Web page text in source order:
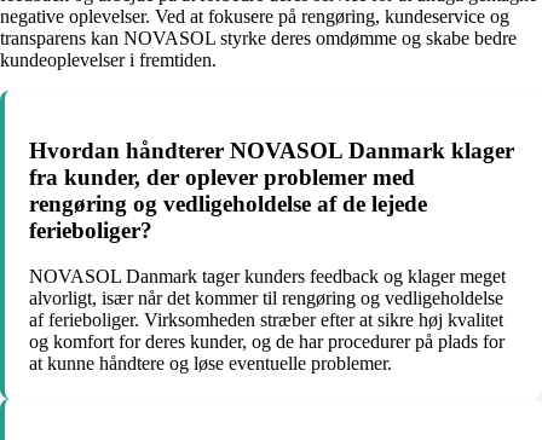
negative oplevelser. Ved at fokusere på rengøring, kundeservice og
transparens kan NOVASOL styrke deres omdømme og skabe bedre
kundeoplevelser i fremtiden.
Hvordan håndterer NOVASOL Danmark klager
fra kunder, der oplever problemer med
rengøring og vedligeholdelse af de lejede
ferieboliger?
NOVASOL Danmark tager kunders feedback og klager meget
alvorligt, især når det kommer til rengøring og vedligeholdelse
af ferieboliger. Virksomheden stræber efter at sikre høj kvalitet
og komfort for deres kunder, og de har procedurer på plads for
at kunne håndtere og løse eventuelle problemer.